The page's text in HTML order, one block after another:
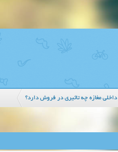
داخلی مغازه چه تاثیری در فروش دارد؟